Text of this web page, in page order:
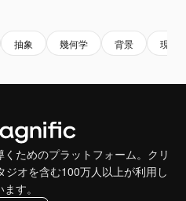
抽象 幾何学 背景 現代
ためのプラットフォーム。クリ
オを含む100万人以上が利用し
す。